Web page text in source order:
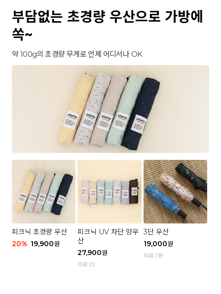
부담없는 초경량 우산으로 가방에
쏙~
약 100g의 초경량 무게로 언제 어디서나 OK
피크닉 초경량 우산
20% 19,900원
피크닉 UV 차단 양우
산
27,900원
리뷰 25
3단 우산
19,000원
리뷰 138